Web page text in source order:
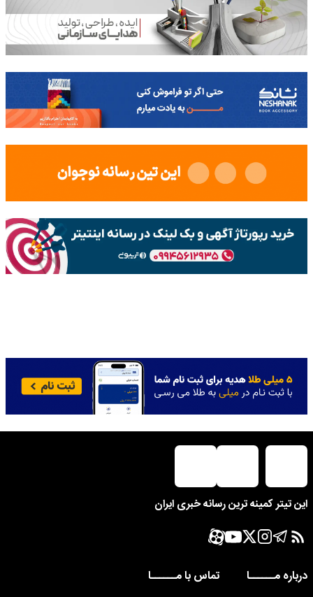
این تیتر کمینه ترین رسانه خبری ایران
درباره مــــــا
تماس با مــــــا